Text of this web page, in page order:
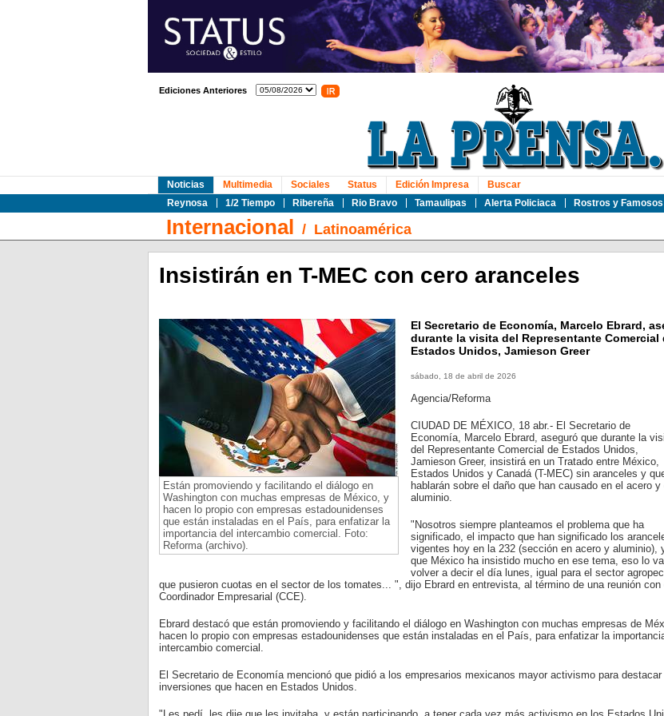
Ediciones Anteriores
Noticias
Reynosa
1/2 Tiempo Ribereña Rio Bravo Tamaulipas Alerta Policiaca Rostros y Famosos
Multimedia Sociales Status Edición Impresa Buscar
Internacional / Latinoamérica
Insistirán en T-MEC con cero aranceles
Están promoviendo y facilitando el diálogo en
Washington con muchas empresas de México, y
hacen lo propio con empresas estadounidenses
que están instaladas en el País, para enfatizar la
importancia del intercambio comercial. Foto:
Reforma (archivo).
El Secretario de Economía, Marcelo Ebrard,
durante la visita del Representante Comercial
Estados Unidos, Jamieson Greer
sábado, 18 de abril de 2026
Agencia/Reforma
CIUDAD DE MÉXICO, 18 abr.- El Secretario de
Economía, Marcelo Ebrard, aseguró que durante la
del Representante Comercial de Estados Unidos,
Jamieson Greer, insistirá en un Tratado entre México,
Estados Unidos y Canadá (T-MEC) sin aranceles y
hablarán sobre el daño que han causado en el acero y
aluminio.
"Nosotros siempre planteamos el problema que ha
significado, el impacto que han significado los
vigentes hoy en la 232 (sección en acero y aluminio),
que México ha insistido mucho en ese tema, eso lo
volver a decir el día lunes, igual para el sector
que pusieron cuotas en el sector de los tomates... ", dijo Ebrard en entrevista, al término de una reunión con
Coordinador Empresarial (CCE).
Ebrard destacó que están promoviendo y facilitando el diálogo en Washington con muchas empresas de
hacen lo propio con empresas estadounidenses que están instaladas en el País, para enfatizar la
intercambio comercial.
El Secretario de Economía mencionó que pidió a los empresarios mexicanos mayor activismo para destacar
inversiones que hacen en Estados Unidos.